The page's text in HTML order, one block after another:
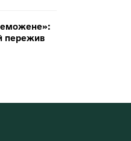
пережив